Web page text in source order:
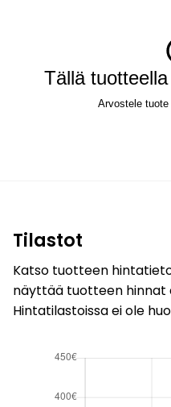
Tällä
Arvostele
Tilastot
Katso tuotteen
näyttää tuotteen hinnat
Hintatilastoissa ei ole